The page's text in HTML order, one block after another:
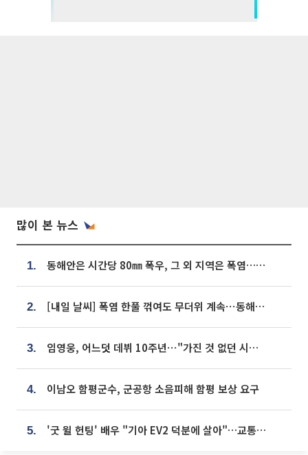
많이 본 뉴스
1. 동해안은 시간당 80㎜ 폭우, 그 외 지역은 폭염…‘극과 극 날씨’
2. [내일 날씨] 폭염 한풀 꺾여도 무더위 계속⋯동해안 이틀 연속 비
3. 임영웅, 어느덧 데뷔 10주년⋯"가진 것 없던 시절, 내 앞엔 20명의 팬뿐"
4. 이남오 함평군수, 군공항 소음피해 함평 보상 요구
5. '굿 윌 헌팅' 배우 "기아 EV2 덕분에 살아"…교통사고 후 안전성 극찬